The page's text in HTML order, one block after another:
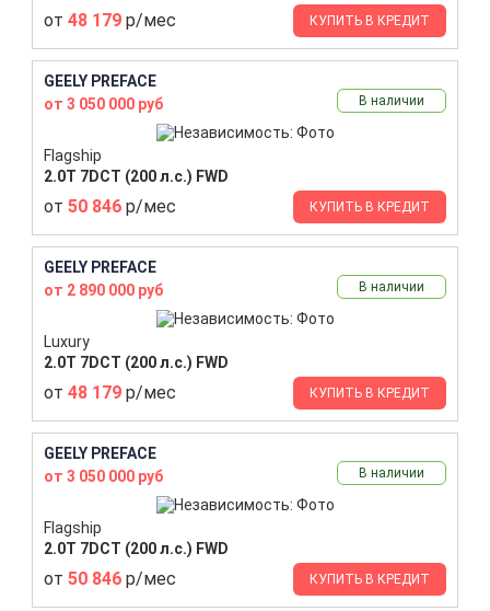
от 48 179 р/мес КУПИТЬ В КРЕДИТ
GEELY PREFACE
от 3 050 000 руб
В наличии
Flagship
2.0T 7DCT (200 л.с.) FWD
от 50 846 р/мес КУПИТЬ В КРЕДИТ
GEELY PREFACE
от 2 890 000 руб
В наличии
Luxury
2.0T 7DCT (200 л.с.) FWD
от 48 179 р/мес КУПИТЬ В КРЕДИТ
GEELY PREFACE
от 3 050 000 руб
В наличии
Flagship
2.0T 7DCT (200 л.с.) FWD
от 50 846 р/мес КУПИТЬ В КРЕДИТ